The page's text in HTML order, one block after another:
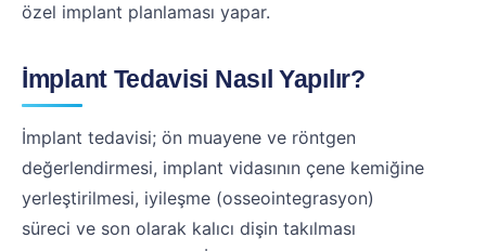
özel implant planlaması yapar.
İmplant Tedavisi Nasıl Yapılır?
İmplant tedavisi; ön muayene ve röntgen
değerlendirmesi, implant vidasının çene kemiğine
yerleştirilmesi, iyileşme (osseointegrasyon)
süreci ve son olarak kalıcı dişin takılması